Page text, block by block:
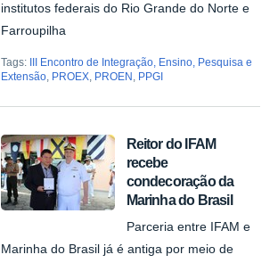
institutos federais do Rio Grande do Norte e
Farroupilha
Tags: III Encontro de Integração, Ensino, Pesquisa e
Extensão PROEX PROEN PPGI
Reitor do IFAM
recebe
condecoração da
Marinha do Brasil
Parceria entre IFAM e
Marinha do Brasil já é antiga por meio de